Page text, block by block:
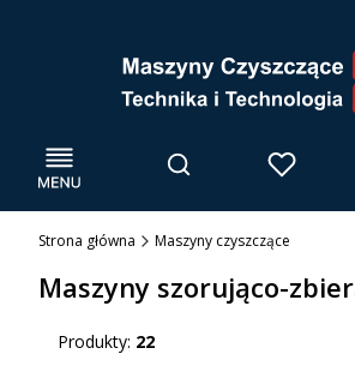
Menu Otwórz wyszukiwarkę
Szukaj Ulubione
Strona główna Maszyny czyszczące
Maszyny szorująco-
Produkty: 22